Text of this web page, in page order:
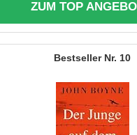
ZUM TOP
10